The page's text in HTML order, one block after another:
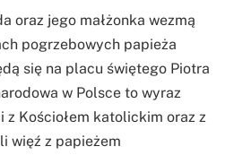
oraz jego małżonka wezmą
pogrzebowych papieża
się na placu świętego Piotra
w Polsce to wyraz
z Kościołem katolickim oraz z
więź z papieżem